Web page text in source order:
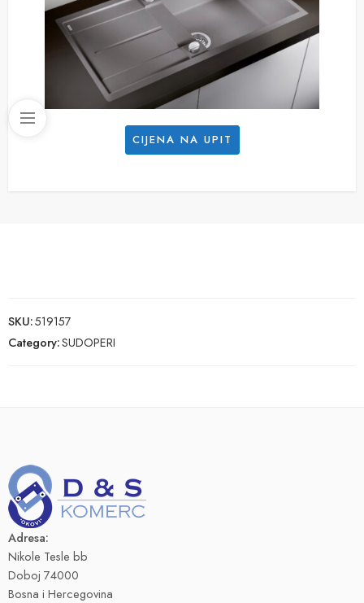
CIJENA NA UPIT
SKU:519157
Category:SUDOPERI
Adresa:
Nikole Tesle bb
Doboj 74000
Bosna i Hercegovina